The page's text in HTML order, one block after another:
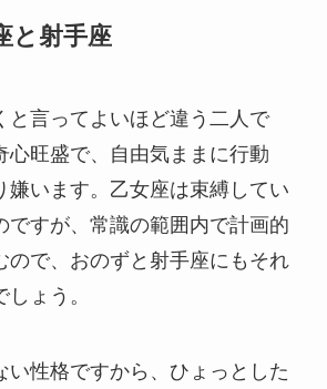
と射手座
と言ってよいほど違う二人で
心旺盛で、自由気ままに行動
嫌います。乙女座は束縛してい
ですが、常識の範囲内で計画的
ので、おのずと射手座にもそれ
ょう。
い性格ですから、ひょっとした